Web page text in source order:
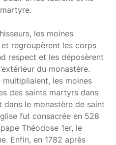
les moines
regroupèrent les corps
respect et les déposèrent
du monastère.
multipliaient, les moines
des saints martyrs dans
dans le monastère de saint
fut consacrée en 528
Théodose 1er, le
Enfin, en 1782 après